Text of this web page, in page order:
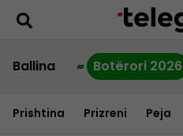
Ballina Botërori 2026
Prishtina Prizreni Peja